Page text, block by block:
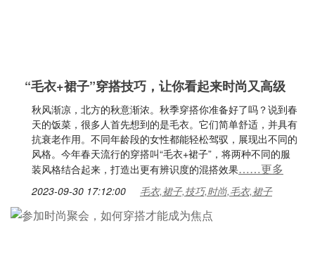
“毛衣+裙子”穿搭技巧，让你看起来时尚又高级
秋风渐凉，北方的秋意渐浓。秋季穿搭你准备好了吗？说到春
天的饭菜，很多人首先想到的是毛衣。它们简单舒适，并具有
抗衰老作用。不同年龄段的女性都能轻松驾驭，展现出不同的
风格。今年春天流行的穿搭叫“毛衣+裙子”，将两种不同的服
装风格结合起来，打造出更有辨识度的混搭效果……更多
2023-09-30 17:12:00 毛衣,裙子,技巧,时尚,毛衣,裙子